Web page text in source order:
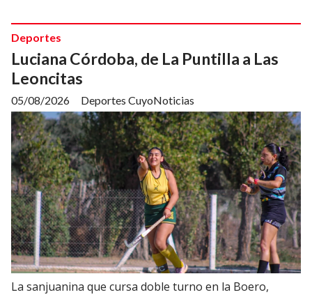
Luciana Córdoba, de La Puntilla a Las
Leoncitas
Deportes CuyoNoticias
Deportes
05/08/2026
La sanjuanina que cursa doble turno en la Boero,